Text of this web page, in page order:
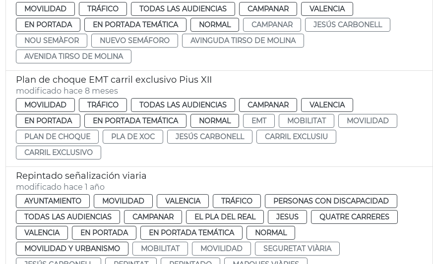
MOVILIDAD TRÁFICO TODAS LAS AUDIENCIAS CAMPANAR
VALENCIA
EN PORTADA
EN PORTADA TEMÁTICA NORMAL CAMPANAR
JESÚS CARBONELL
NOU SEMÀFOR
NUEVO SEMÁFORO
AVINGUDA TIRSO DE MOLINA
AVENIDA TIRSO DE MOLINA
Plan de choque EMT carril exclusivo Pius XII
modificado hace 8 meses
MOVILIDAD TRÁFICO TODAS LAS AUDIENCIAS CAMPANAR
VALENCIA
EN PORTADA
EN PORTADA TEMÁTICA NORMAL EMT MOBILITAT
MOVILIDAD
PLAN DE CHOQUE
PLA DE XOC JESÚS CARBONELL
CARRIL EXCLUSIU
CARRIL EXCLUSIVO
Repintado señalización viaria
modificado hace 1 año
AYUNTAMIENTO MOVILIDAD VALENCIA TRÁFICO
PERSONAS CON DISCAPACIDAD
TODAS LAS AUDIENCIAS
CAMPANAR EL PLA DEL REAL JESUS
QUATRE CARRERES
VALENCIA
EN PORTADA EN PORTADA TEMÁTICA
NORMAL
MOVILIDAD Y URBANISMO
MOBILITAT MOVILIDAD
SEGURETAT VIÀRIA